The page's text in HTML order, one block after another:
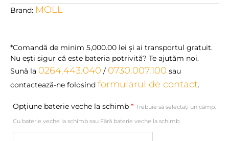
Brand: MOLL
*Comandă de minim 5,000.00 lei şi ai transportul gratuit.
Nu eşti sigur că este bateria potrivită? Te ajutăm noi.
Sună la 0264.443.040 / 0730.007.100 sau
contactează-ne folosind formularul de contact.
Opțiune baterie veche la schimb * Trebuie să selectați un câmp:
Cu baterie veche la schimb sau Fără baterie veche la schimb